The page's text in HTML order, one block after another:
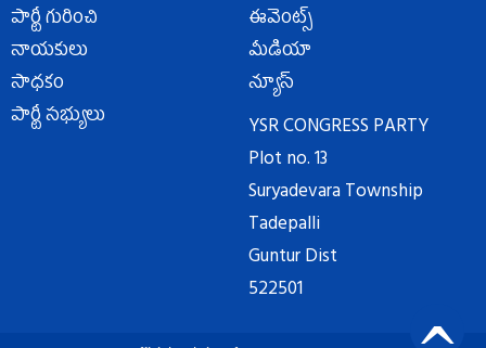
పార్టీ గురించి
నాయకులు
సాధకం
పార్టీ సభ్యులు
ఈవెంట్స్
మీడియా
న్యూస్
YSR CONGRESS PARTY
Plot no. 13
Suryadevara Township
Tadepalli
Guntur Dist
522501